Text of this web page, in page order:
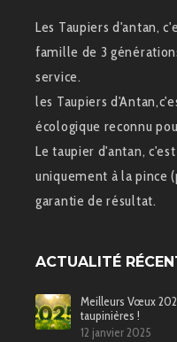
Les Taupiers d'antan,
famille de 3
service.
les Taupiers
écologique reconnu
Le taupier d'antan,
uniquement à la pince
garantie de résultat.
ACTUALITÉ
Meilleurs Vœux
taupinières !
12 janvier 2025